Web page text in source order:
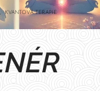
KVANTOVÁ TERAPIE